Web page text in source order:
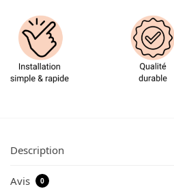
Description
Avis 0